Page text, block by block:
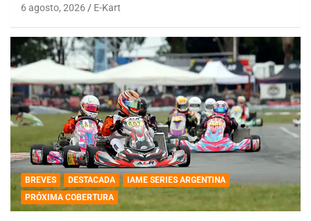
6 agosto, 2026 E-Kart
BREVES DESTACADA
IAME SERIES ARGENTINA
PRÓXIMA COBERTURA